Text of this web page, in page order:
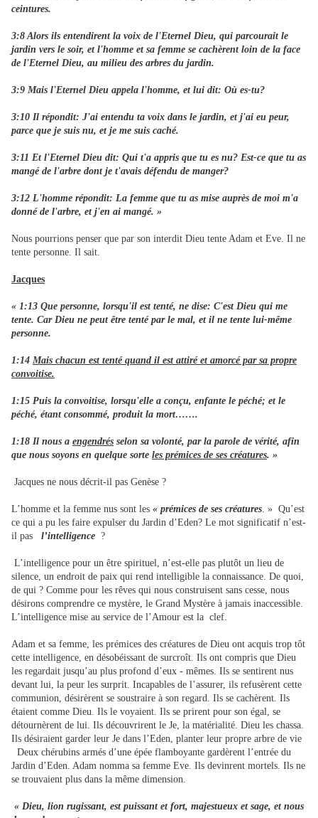
ceintures.
3:8 Alors ils entendirent la voix de l'Eternel Dieu, qui parcourait le
jardin vers le soir, et l'homme et sa femme se cachèrent loin de la face
de l'Eternel Dieu, au milieu des arbres du jardin.
3:9 Mais l'Eternel Dieu appela l'homme, et lui dit: Où es-tu?
3:10 Il répondit: J'ai entendu ta voix dans le jardin, et j'ai eu peur,
parce que je suis nu, et je me suis caché.
3:11 Et l'Eternel Dieu dit: Qui t'a appris que tu es nu? Est-ce que tu as
mangé de l'arbre dont je t'avais défendu de manger?
3:12 L'homme répondit: La femme que tu as mise auprès de moi m'a
donné de l'arbre, et j'en ai mangé. »
Nous pourrions penser que par son interdit Dieu tente Adam et Eve. Il ne
tente personne. Il sait.
Jacques
« 1:13 Que personne, lorsqu'il est tenté, ne dise: C'est Dieu qui me
tente. Car Dieu ne peut être tenté par le mal, et il ne tente lui-même
personne.
1:14 Mais chacun est tenté quand il est attiré et amorcé par sa propre
convoitise.
1:15 Puis la convoitise, lorsqu'elle a conçu, enfante le péché; et le
péché, étant consommé, produit la mort…….
1:18 Il nous a engendrés selon sa volonté, par la parole de vérité, afin
que nous soyons en quelque sorte les prémices de ses créatures. »
Jacques ne nous décrit-il pas Genèse ?
L’homme et la femme nus sont les « prémices de ses créatures . » Qu’est
ce qui a pu les faire expulser du Jardin d’Eden? Le mot significatif n’est-
il pas
l’intelligence ?
L’intelligence pour un être spirituel, n’est-elle pas plutôt un lieu de
silence, un endroit de paix qui rend intelligible la connaissance. De quoi,
de qui ? Comme pour les rêves qui nous construisent sans cesse, nous
désirons comprendre ce mystère, le Grand Mystère à jamais inaccessible.
L’intelligence mise au service de l’Amour est la clef.
Adam et sa femme, les prémices des créatures de Dieu ont acquis trop tôt
cette intelligence, en désobéissant de surcroît. Ils ont compris que Dieu
les regardait jusqu’au plus profond d’eux - mêmes. Ils se sentirent nus
devant lui, la peur les surprit. Incapables de l’assurer, ils refusèrent cette
communion, désirèrent se soustraire à son regard. Ils se cachèrent. Ils
étaient comme Dieu. Ils le voyaient. Ils se prirent pour son égal, se
détournèrent de lui. Ils découvrirent le Je, la matérialité. Dieu les chassa.
Ils désiraient garder leur Je dans l’Eden, planter leur propre arbre de vie
Deux chérubins armés d’une épée flamboyante gardèrent l’entrée du
Jardin d’Eden. Adam nomma sa femme Eve. Ils devinrent mortels. Ils ne
se trouvaient plus dans la même dimension.
« Dieu, lion rugissant, est puissant et fort, majestueux et sage, et nous